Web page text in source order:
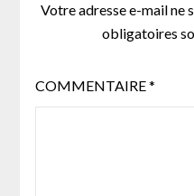
Votre adresse e-mail ne
obligatoires
COMMENTAIRE*